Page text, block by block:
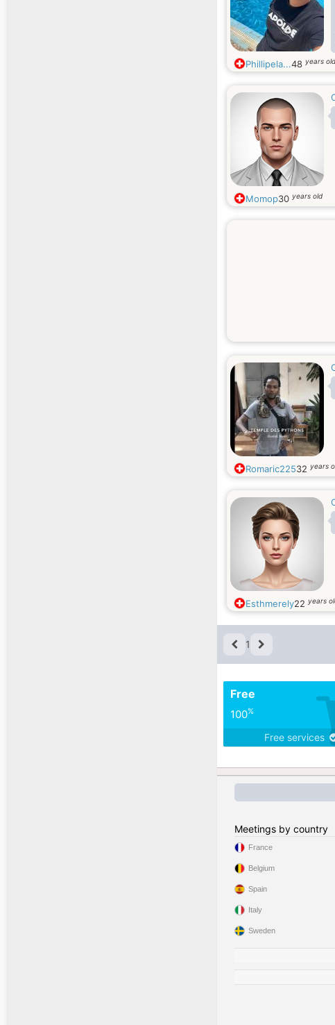
Phillipela...48 years old
Momop30 years old
Romaric22532 years
Esthmerely22 years
1
Free
100%
Free services
Meetings by country
France
Belgium
Spain
Italy
Sweden